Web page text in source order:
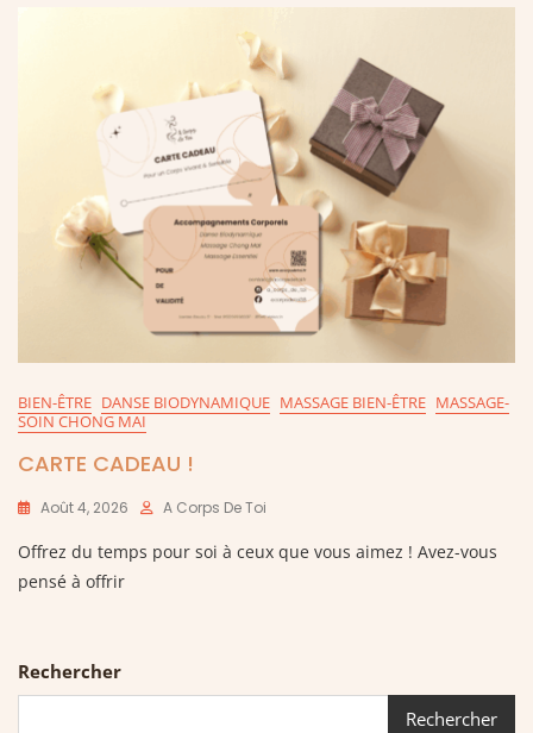
BIEN-ÊTRE DANSE BIODYNAMIQUE MASSAGE BIEN-ÊTRE MASSAGE-
SOIN CHONG MAI
CARTE CADEAU !
Août 4, 2026 A Corps De Toi
Offrez du temps pour soi à ceux que vous aimez ! Avez-vous
pensé à offrir
Rechercher
Rechercher